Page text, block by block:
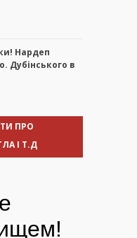
Нардеп
Дубінського в
ПРО
І Т.Д